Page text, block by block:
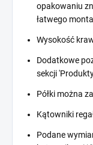
opakowaniu
łatwego
Wysokość
Dodatkowe
sekcji
Półki można
Kątowniki
Podane